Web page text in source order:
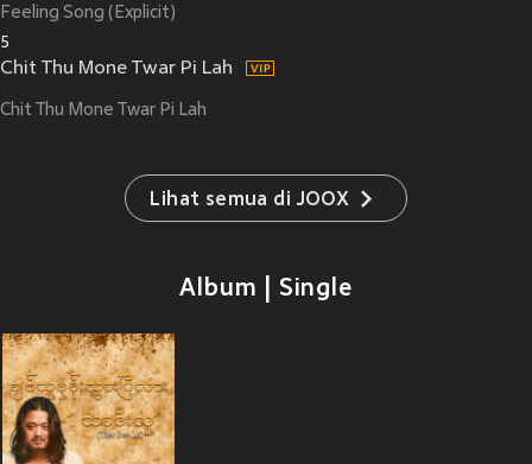
Feeling Song (Explicit)
5
Chit Thu Mone Twar Pi Lah
Chit Thu Mone Twar Pi Lah
Lihat semua di JOOX
Album | Single